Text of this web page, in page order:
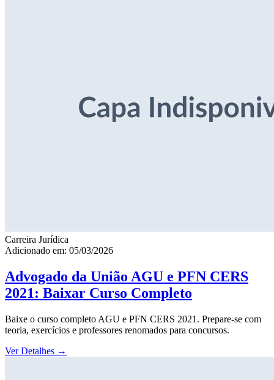
Carreira Jurídica
Adicionado em: 05/03/2026
Advogado da União AGU e PFN CERS
2021: Baixar Curso Completo
Baixe o curso completo AGU e PFN CERS 2021. Prepare-se com
teoria, exercícios e professores renomados para concursos.
Ver Detalhes →